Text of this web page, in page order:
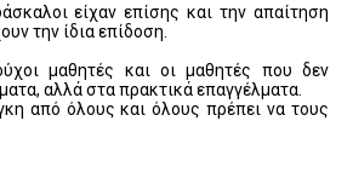
είχαν επίσης και την απαίτηση
την ίδια επίδοση.
μαθητές και οι μαθητές που δεν
αλλά στα πρακτικά επαγγέλματα.
από όλους και όλους πρέπει να τους